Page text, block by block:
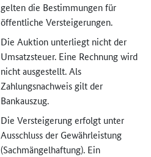
gelten die Bestimmungen für
öffentliche Versteigerungen.
Die Auktion unterliegt nicht der
Umsatzsteuer. Eine Rechnung wird
nicht ausgestellt. Als
Zahlungsnachweis gilt der
Bankauszug.
Die Versteigerung erfolgt unter
Ausschluss der Gewährleistung
(Sachmängel­haftung). Ein